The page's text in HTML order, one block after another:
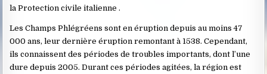
la Protection civile italienne .
Les Champs Phlégréens sont en éruption depuis au moins 47
000 ans, leur dernière éruption remontant à 1538. Cependant,
ils connaissent des périodes de troubles importants, dont l’une
dure depuis 2005. Durant ces périodes agitées, la région est